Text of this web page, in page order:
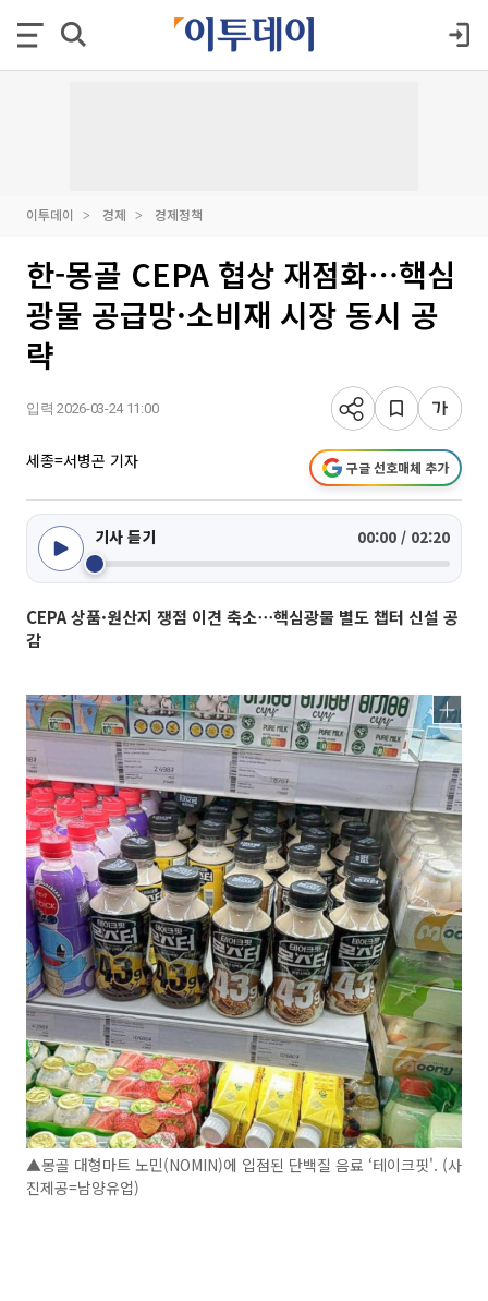
이투데이 경제 경제정책
한-몽골 CEPA 협상 재점화⋯핵심
광물 공급망·소비재 시장 동시 공
략
입력 2026-03-24 11:00
세종=서병곤 기자 구글 선호매체 추가
기사 듣기 00:00 / 02:20
CEPA 상품·원산지 쟁점 이견 축소⋯핵심광물 별도 챕터 신설 공
감
▲몽골 대형마트 노민(NOMIN)에 입점된 단백질 음료 ‘테이크핏'. (사
진제공=남양유업)